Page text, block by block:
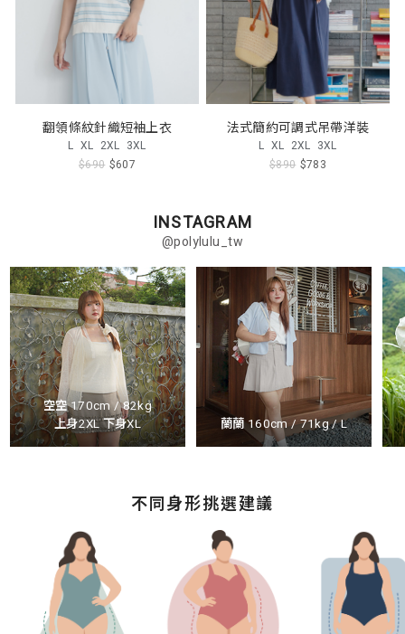
翻領條紋針織短袖上衣
L XL 2XL 3XL
$690 $607
法式簡約可調式吊帶洋裝
L XL 2XL 3XL
$890 $783
INSTAGRAM
@polylulu_tw
空空 170cm / 82kg
上身2XL 下身XL
蘭蘭 160cm / 71kg / L
不同身形挑選建議